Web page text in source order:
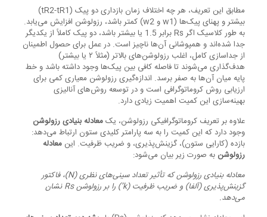
مطابق این تعریف، هر چه اختلاف زمان بازداری دو پیک (tR2-tR1)
بیشتر و پهنای پیک‌ها (w1 و w2) کمتر باشد، رزولوشن افزایش می‌یابد.
به طور کلاسیک اگر Rs برابر 1.5 یا بیشتر باشد، دو پیک کاملاً از یکدیگر
جدا شده‌اند و همپوشانی آن‌ها ناچیز است. در عمل برای حصول اطمینان
از جداسازی کامل، اغلب رزولوشن‌های بالاتر (مثلاً ۲ یا بیشتر)
هدف‌گذاری می‌شوند تا فاصله کافی بین پیک‌ها وجود داشته باشد و خط
پایه میان آن‌ها به صفر برسد. اندازه‌گیری رزولوشن معیاری کمی برای
ارزیابی روش کروماتوگرافی است و در توسعه روش‌های آنالیزی
بهینه‌سازی این کمیت اهمیت زیادی دارد.
علاوه بر تعریف کروماتوگرافیکی رزولوشن، یکمعادله بنیادی رزولوشن
وجود دارد که این کمیت را به سه پارامتر کلیدی ستون ارتباط می‌دهد:
بازده (کارایی ستون)، گزینش‌پذیری، و ضریب ظرفیت. این معادله
رزولوشن به صورت زیر بیان می‌شود:
معادله بنیادی رزولوشن که تأثیر تعداد سینی‌های نظری (N)، فاکتور
گزینش‌پذیری (آلفا) و ضریب ظرفیت (k’) را بر رزولوشن Rs نشان
می‌دهد.